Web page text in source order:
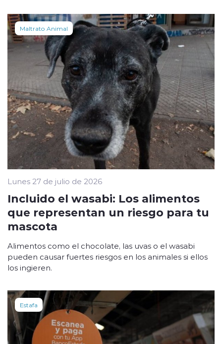
Maltrato Animal
Lunes 27 de julio de 2026
Incluido el wasabi: Los alimentos
que representan un riesgo para tu
mascota
Alimentos como el chocolate, las uvas o el wasabi
pueden causar fuertes riesgos en los animales si ellos
los ingieren.
Estafa